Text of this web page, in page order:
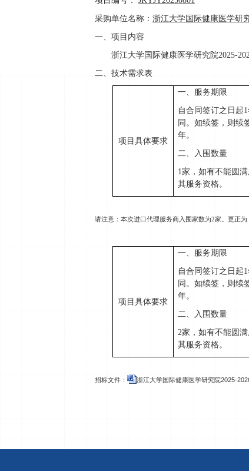
采购单位名称： 浙江大学国际健康医学研
一、项目内容
浙江大学国际健康医学研究院2025-
二、技术需求表
项目具体要求
一、服务期限
自合同签订之日起1
同。如续签，则续
年。
二、入围数量
1家， 如有不能圆
其服务资格。
请注意：本次进口代理服务商入围家数为2家。更正为
项目具体要求
一、服务期限
自合同签订之日起1
同。如续签，则续
年。
二、入围数量
2家， 如有不能圆
其服务资格。
招标文件： 浙江大学国际健康医学研究院2025-